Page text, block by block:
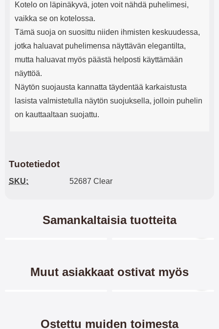
Kotelo on läpinäkyvä, joten voit nähdä puhelimesi,
vaikka se on kotelossa.
Tämä suoja on suosittu niiden ihmisten keskuudessa,
jotka haluavat puhelimensa näyttävän elegantilta,
mutta haluavat myös päästä helposti käyttämään
näyttöä.
Näytön suojausta kannatta täydentää karkaistusta
lasista valmistetulla näytön suojuksella, jolloin puhelin
on kauttaaltaan suojattu.
Tuotetiedot
SKU: 52687 Clear
Samankaltaisia tuotteita
5 variantit 7 variantit
Muut asiakkaat ostivat myös
Ostettu muiden toimesta